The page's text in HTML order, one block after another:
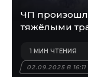
ЧП
тяжёлыми
02.09.2025 В 16:11
1 МИН ЧТЕНИЯ